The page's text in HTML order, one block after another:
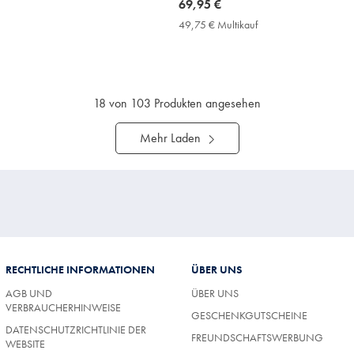
now
69,95
69,95 €
49,75 € Multikauf49,75
18 von 103 Produkten angesehen
Mehr Laden
RECHTLICHE INFORMATIONEN
AGB UND
VERBRAUCHERHINWEISE
DATENSCHUTZRICHTLINIE DER
WEBSITE
ÜBER UNS
ÜBER UNS
GESCHENKGUTSCHEINE
FREUNDSCHAFTSWERBUNG